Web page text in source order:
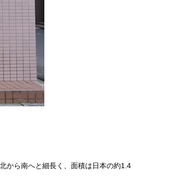
から南へと細長く、面積は日本の約1.4